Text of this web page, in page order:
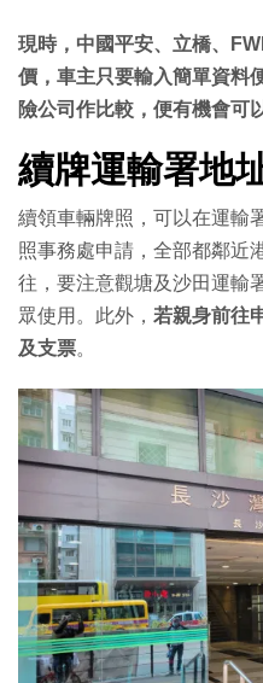
現時，中國平安、立橋、
價，車主只要輸入簡單資料
險公司作比較，便有機會可
續牌運輸署地
續領車輛牌照，可以在運輸
照事務處申請，全部都鄰近
往，要注意觀塘及沙田運輸
眾使用。此外， 若親身前往
及支票。